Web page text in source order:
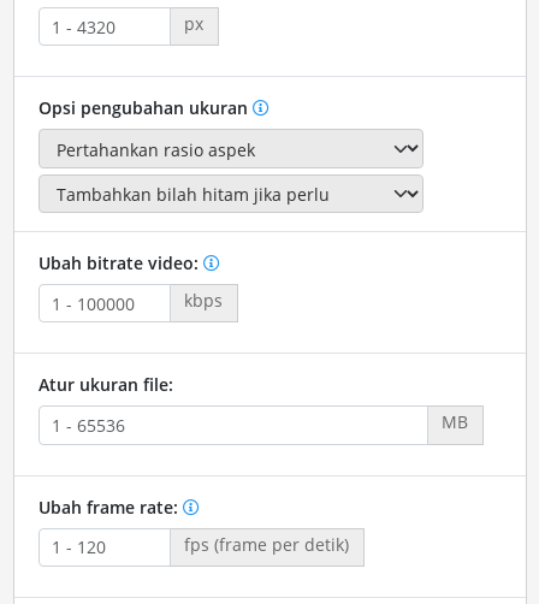
px
Opsi pengubahan ukuran
Ubah bitrate video:
kbps
Atur ukuran file:
MB
Ubah frame rate:
fps (frame per detik)